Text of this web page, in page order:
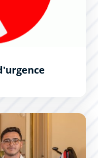
jeune héros du